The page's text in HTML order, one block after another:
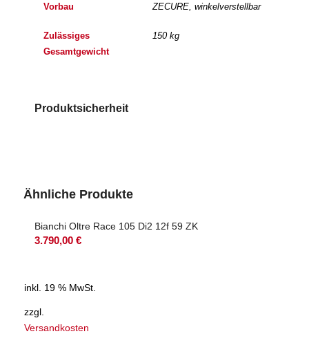
Vorbau ZECURE, winkelverstellbar
Zulässiges
Gesamtgewicht
150 kg
Produktsicherheit
Ähnliche Produkte
Bianchi Oltre Race 105 Di2 12f 59 ZK
3.790,00 €
inkl. 19 % MwSt.
zzgl.
Versandkosten